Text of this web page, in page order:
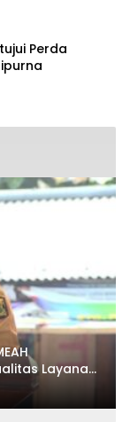
Perda
Layanan